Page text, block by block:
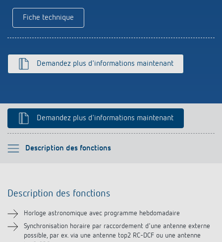
Références
Télérupteur impulsionnel OKTO de Theben
Fiche technique
Demandez plus d'informations maintenant
Demandez plus d'informations maintenant
Description des fonctions
Veuillez sélectionner
Informations techniques
Téléchargements
Description des fonctions
Horloge astronomique avec programme hebdomadaire
Synchronisation horaire par raccordement d'une antenne externe
possible, par ex. via une antenne top2 RC-DCF ou une antenne